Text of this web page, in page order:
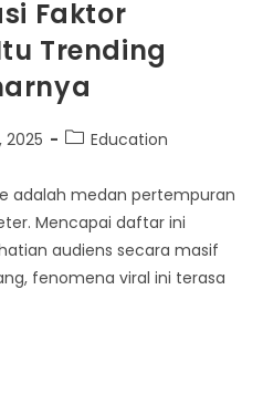
Faktor
Trending
2025
PostEducation
adalah medan pertempuran
Mencapai daftar ini
audiens secara masif
fenomena viral ini terasa